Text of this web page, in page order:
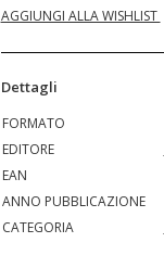
AGGIUNGI ALLA WISHLIST
Dettagli
FORMATO
EDITORE
EAN
ANNO PUBBLICAZIONE
CATEGORIA